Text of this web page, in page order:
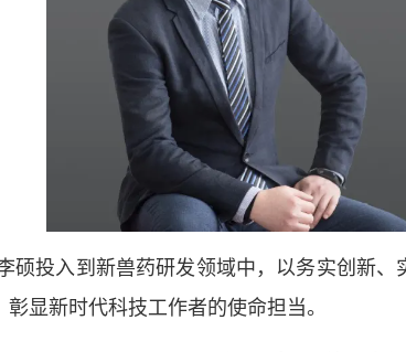
硕投入到新兽药研发领域中，以务实创新
显新时代科技工作者的使命担当。